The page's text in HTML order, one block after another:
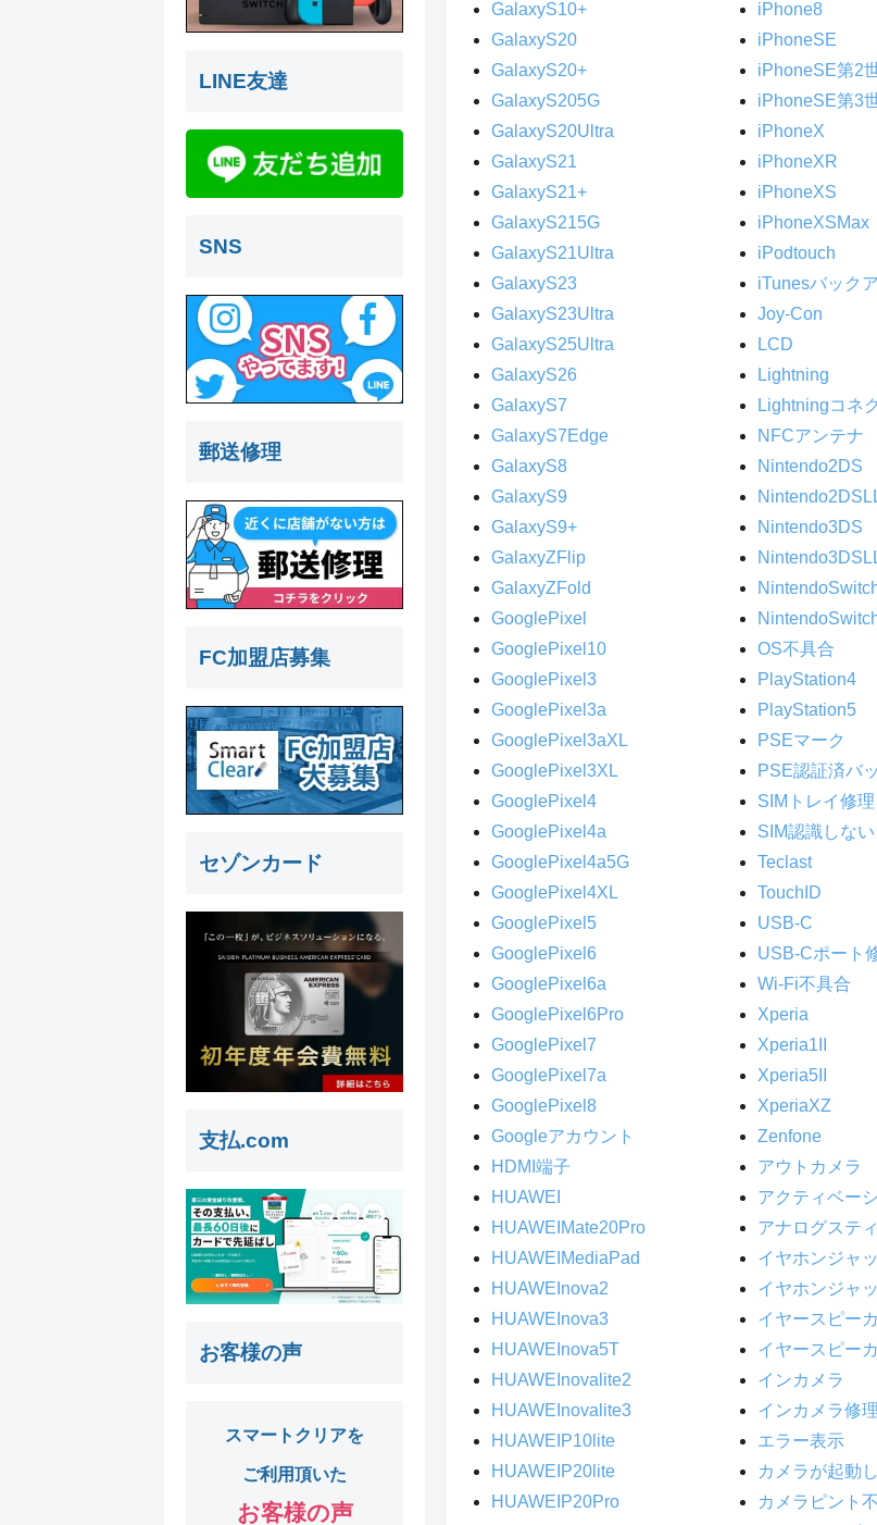
GalaxyS10+
GalaxyS20
GalaxyS20+
GalaxyS205G
GalaxyS20Ultra
GalaxyS21
GalaxyS21+
GalaxyS215G
GalaxyS21Ultra
GalaxyS23
GalaxyS23Ultra
GalaxyS25Ultra
GalaxyS26
GalaxyS7
GalaxyS7Edge
GalaxyS8
GalaxyS9
GalaxyS9+
GalaxyZFlip
GalaxyZFold
GooglePixel
GooglePixel10
GooglePixel3
GooglePixel3a
GooglePixel3aXL
GooglePixel3XL
GooglePixel4
GooglePixel4a
GooglePixel4a5G
GooglePixel4XL
GooglePixel5
GooglePixel6
GooglePixel6a
GooglePixel6Pro
GooglePixel7
GooglePixel7a
GooglePixel8
Googleアカウント
HDMI端子
HUAWEI
HUAWEIMate20Pro
HUAWEIMediaPad
HUAWEInova2
HUAWEInova3
HUAWEInova5T
HUAWEInovalite2
HUAWEInovalite3
HUAWEIP10lite
HUAWEIP20lite
HUAWEIP20Pro
iPhone8
iPhoneSE
iPhoneSE第2
iPhoneSE第3
iPhoneX
iPhoneXR
iPhoneXS
iPhoneXSMax
iPodtouch
iTunesバック
Joy-Con
LCD
Lightning
Lightningコネ
NFCアンテナ
Nintendo2DS
Nintendo3DS
OS不具合
PlayStation4
PlayStation5
PSEマーク
PSE認証済バ
SIMトレイ修理
SIM認識しない
Teclast
TouchID
USB-C
USB-Cポート
Wi-Fi不具合
Xperia
Xperia1II
Xperia5II
XperiaXZ
Zenfone
アウトカメラ
アクティベー
アナログステ
イヤホンジャ
イヤホンジャ
イヤースピー
イヤースピー
インカメラ
インカメラ修理
エラー表示
カメラが起動
カメラピント
LINE友達
SNS
郵送修理
FC加盟店募集
セゾンカード
支払.com
お客様の声
スマートクリアを
ご利用頂いた
お客様の声